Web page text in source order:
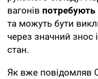
вагонів потребують
та можуть бути
через значний знос
стан.
Як вже повідомляв